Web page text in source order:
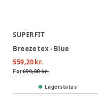
SUPERFIT
Breeze tex - Blue
559,20 kr.
Før699,00 kr.
Lagerstatus